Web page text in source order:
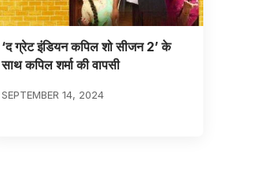
‘द ग्रेट इंडियन कपिल शो सीजन 2’ के
साथ कपिल शर्मा की वापसी
SEPTEMBER 14, 2024